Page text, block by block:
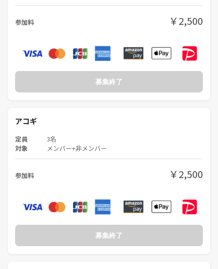
参加料 ￥2,500
募集終了
アコギ
定員 3名
対象 メンバー+非メンバー
参加料 ￥2,500
募集終了